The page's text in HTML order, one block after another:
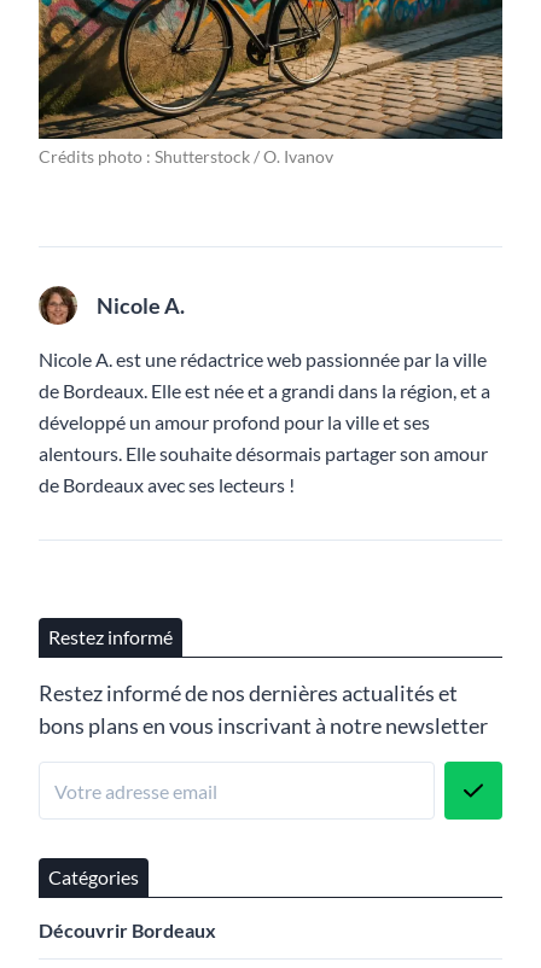
Crédits photo : Shutterstock / O. Ivanov
Nicole A.
Nicole A. est une rédactrice web passionnée par la ville
de Bordeaux. Elle est née et a grandi dans la région, et a
développé un amour profond pour la ville et ses
alentours. Elle souhaite désormais partager son amour
de Bordeaux avec ses lecteurs !
Restez informé
Restez informé de nos dernières actualités et
bons plans en vous inscrivant à notre newsletter
Catégories
Découvrir Bordeaux